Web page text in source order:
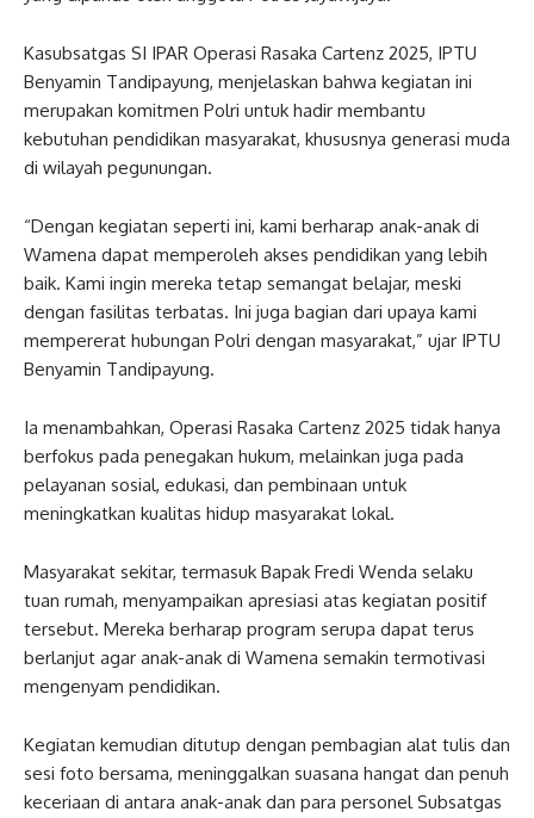
Kasubsatgas SI IPAR Operasi Rasaka Cartenz 2025, IPTU
Benyamin Tandipayung, menjelaskan bahwa kegiatan ini
merupakan komitmen Polri untuk hadir membantu
kebutuhan pendidikan masyarakat, khususnya generasi muda
di wilayah pegunungan.
“Dengan kegiatan seperti ini, kami berharap anak-anak di
Wamena dapat memperoleh akses pendidikan yang lebih
baik. Kami ingin mereka tetap semangat belajar, meski
dengan fasilitas terbatas. Ini juga bagian dari upaya kami
mempererat hubungan Polri dengan masyarakat,” ujar IPTU
Benyamin Tandipayung.
Ia menambahkan, Operasi Rasaka Cartenz 2025 tidak hanya
berfokus pada penegakan hukum, melainkan juga pada
pelayanan sosial, edukasi, dan pembinaan untuk
meningkatkan kualitas hidup masyarakat lokal.
Masyarakat sekitar, termasuk Bapak Fredi Wenda selaku
tuan rumah, menyampaikan apresiasi atas kegiatan positif
tersebut. Mereka berharap program serupa dapat terus
berlanjut agar anak-anak di Wamena semakin termotivasi
mengenyam pendidikan.
Kegiatan kemudian ditutup dengan pembagian alat tulis dan
sesi foto bersama, meninggalkan suasana hangat dan penuh
keceriaan di antara anak-anak dan para personel Subsatgas